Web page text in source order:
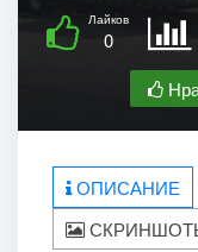
Лайков
0
ОПИСАНИЕ